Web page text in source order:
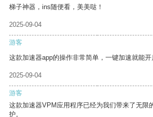
梯子神器，ins随便看，美美哒！
2025-09-04
游客
这款加速器app的操作非常简单，一键加速就能开
2025-09-04
游客
这款加速器VPM应用程序已经为我们带来了无限
护。